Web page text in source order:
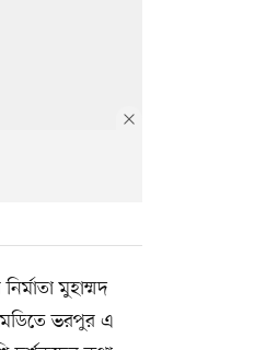
মুহাম্মদ
ভরপুর এ